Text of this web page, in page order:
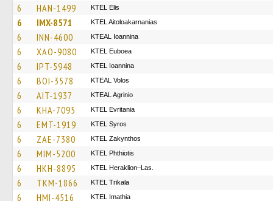
6 HAN-1499 KTEL Elis
6 IMX-8571 KTEL Aitoloakarnanias
6 INN-4600 KTEAL Ioannina
6 XAO-9080 ΚΤΕL Euboea
6 IPT-5948 KTEL Ioannina
6 BOI-3578 KTEAL Volos
6 AIT-1937 KTEAL Agrinio
6 KHA-7095 ΚΤΕL Evritania
6 EMT-1919 KTEL Syros
6 ZAE-7380 KTEL Zakynthos
6 MIM-5200 ΚΤΕL Phthiotis
6 HKH-8895 KTEL Heraklion–Las.
6 TKM-1866 ΚΤΕL Τrikala
6 HMI-4516 KTEL Imathia